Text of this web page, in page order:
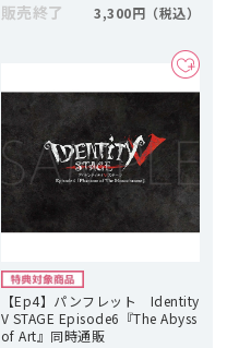
販売終了 3,300円
【Ep4】パンフレット Identity
V STAGE Episode6『The Abyss
of Art』同時通販